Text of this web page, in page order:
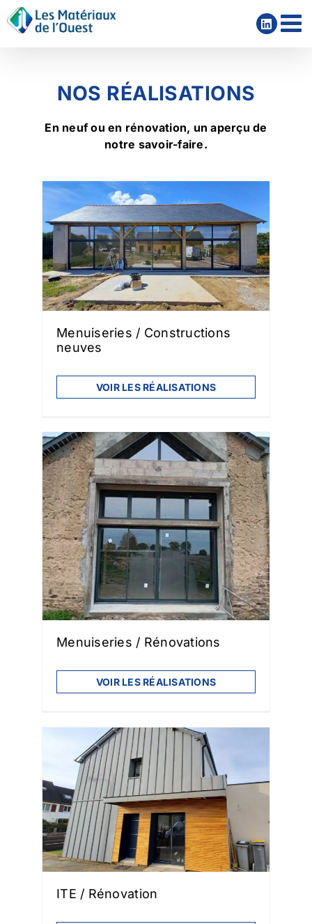
Passer
au
NOS RÉALISATIONS
En neuf ou en rénovation, un aperçu de
notre savoir-faire.
Menuiseries / Constructions
neuves
VOIR LES RÉALISATIONS
Menuiseries / Rénovations
VOIR LES RÉALISATIONS
ITE / Rénovation